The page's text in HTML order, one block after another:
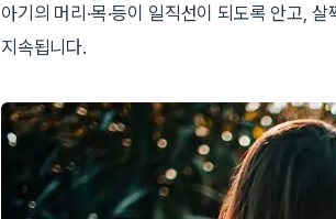
아기의 머리·목·등이 일직선이 되도록 안고,
지속됩니다.